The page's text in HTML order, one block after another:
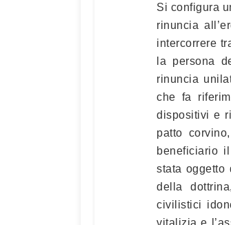
Si configura
rinuncia
intercorrere
la persona
rinuncia
che fa
dispositivi e
patto
beneficiario
stata oggetto
della
civilistici
vitalizia e